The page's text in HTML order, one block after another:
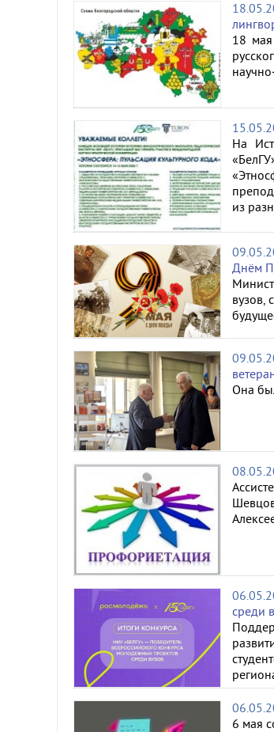
18
На
из
Днём
вузов,
Она
среди
6 мая